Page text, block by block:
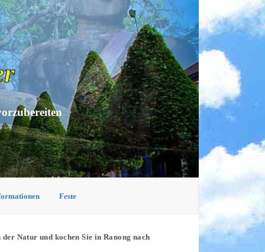
Feste
der Natur und kochen Sie in Ranong nach